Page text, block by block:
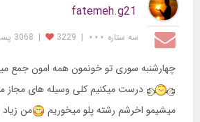
fatemeh.g21
سه ستاره ⋆⋆⋆ |
3229
| 3068 پست
چهارشنبه سوری تو خونمون همه امون جمع
درست میکنیم کلی وسیله های مجاز
میشیمو اخرشم رشته پلو میخوریم
من